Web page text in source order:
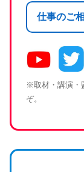
仕事のご
※取材・講演・
ぞ。